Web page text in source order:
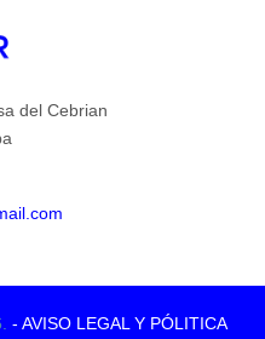
del Cebrian
- AVISO LEGAL Y PÓLITICA